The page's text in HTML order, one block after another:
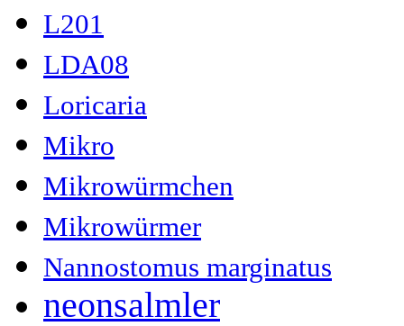
L201
LDA08
Loricaria
Mikro
Mikrowürmchen
Mikrowürmer
Nannostomus marginatus
neonsalmler